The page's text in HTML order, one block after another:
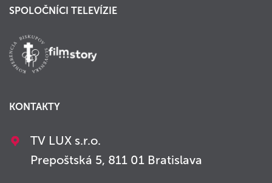
SPOLOČNÍCI TELEVÍZIE
KONTAKTY
TV LUX s.r.o.
Prepoštská 5, 811 01 Bratislava